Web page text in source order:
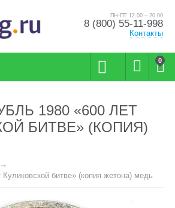
ПН-ПТ 12.00 – 20.00
8 (800) 55-11-998
Контакты
0
1980 «600 ЛЕТ
БИТВЕ» (КОПИЯ)
битве» (копия жетона) медь